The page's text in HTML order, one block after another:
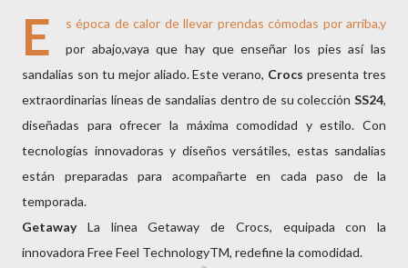
E
s época de calor de llevar prendas cómodas por arriba,y
por abajo,vaya que hay que enseñar los pies así las
sandalias son tu mejor aliado. Este verano, Crocspresenta tres
extraordinarias líneas de sandalias dentro de su colección SS24,
diseñadas para ofrecer la máxima comodidad y estilo. Con
tecnologías innovadoras y diseños versátiles, estas sandalias
están preparadas para acompañarte en cada paso de la
temporada.
Getaway La línea Getaway de Crocs, equipada con la
innovadora Free Feel TechnologyTM, redefine la comodidad.